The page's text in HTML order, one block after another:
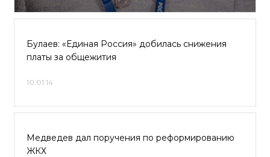
Булаев: «Единая Россия» добилась снижения
платы за общежития
10.01.14
Медведев дал поручения по реформированию
ЖКХ